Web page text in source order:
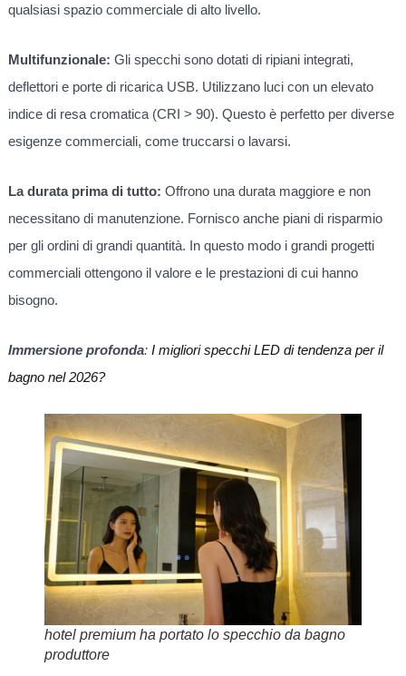
qualsiasi spazio commerciale di alto livello.
Multifunzionale: Gli specchi sono dotati di ripiani integrati,
deflettori e porte di ricarica USB. Utilizzano luci con un elevato
indice di resa cromatica (CRI > 90). Questo è perfetto per diverse
esigenze commerciali, come truccarsi o lavarsi.
La durata prima di tutto: Offrono una durata maggiore e non
necessitano di manutenzione. Fornisco anche piani di risparmio
per gli ordini di grandi quantità. In questo modo i grandi progetti
commerciali ottengono il valore e le prestazioni di cui hanno
bisogno.
Immersione profonda: I migliori specchi LED di tendenza per il
bagno nel 2026?
hotel premium ha portato lo specchio da bagno
produttore